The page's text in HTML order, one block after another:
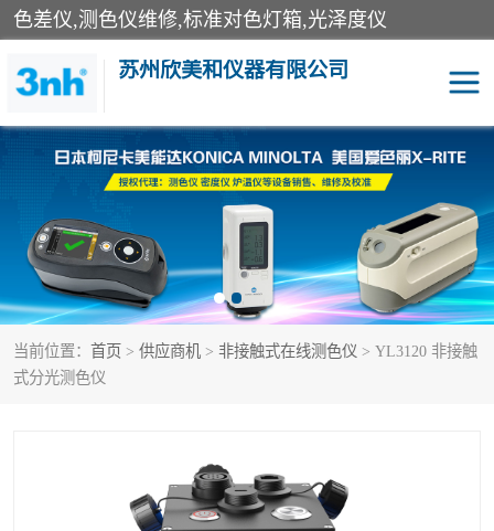
色差仪,测色仪维修,标准对色灯箱,光泽度仪
苏州欣美和仪器有限公司
当前位置： 首页 > 供应商机 > 非接触式在线测色仪 > YL3120 非接触
式分光测色仪
3nh色差仪 色差宝
分光色差仪 DOHO色差仪
美能达色差计 爱色丽测色仪
3nh分光测色仪 非接触式在线测色仪
图像测试卡